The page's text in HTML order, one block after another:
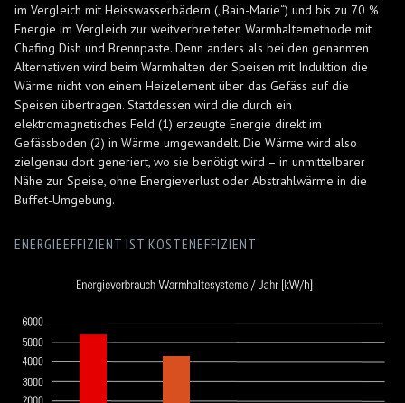
im Vergleich mit Heisswasserbädern („Bain-Marie“) und bis zu 70 %
Energie im Vergleich zur weitverbreiteten Warmhaltemethode mit
Chafing Dish und Brennpaste. Denn anders als bei den genannten
Alternativen wird beim Warmhalten der Speisen mit Induktion die
Wärme nicht von einem Heizelement über das Gefäss auf die
Speisen übertragen. Stattdessen wird die durch ein
elektromagnetisches Feld (1) erzeugte Energie direkt im
Gefässboden (2) in Wärme umgewandelt. Die Wärme wird also
zielgenau dort generiert, wo sie benötigt wird – in unmittelbarer
Nähe zur Speise, ohne Energieverlust oder Abstrahlwärme in die
Buffet-Umgebung.
ENERGIEEFFIZIENT IST KOSTENEFFIZIENT